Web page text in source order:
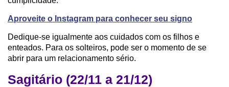
Aproveite o Instagram para conhecer seu signo
Dedique-se igualmente aos cuidados com os filhos e
enteados. Para os solteiros, pode ser o momento de se
abrir para um relacionamento sério.
Sagitário (22/11 a 21/12)